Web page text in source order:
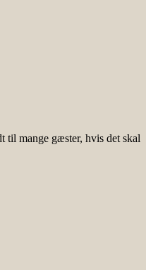
til mange gæster, hvis det skal